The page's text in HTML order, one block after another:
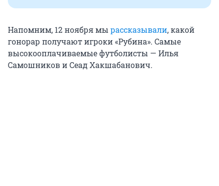
Напомним, 12 ноября мы рассказывали, какой
гонорар получают игроки «Рубина». Самые
высокооплачиваемые футболисты — Илья
Самошников и Сеад Хакшабанович.